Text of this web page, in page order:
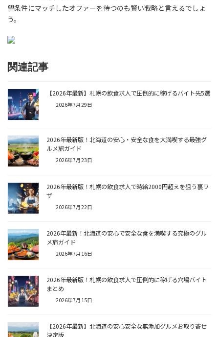
望条件にマッチしたオファーを待つのも賢い戦略と言えるでしょ
う。
関連記事
【2026年最新】札幌の飲食求人で圧倒的に稼げるバイト先5選
2026年7月29日
2026年最新版！北海道の安心・安全な食を大満喫する最強グ
ルメ旅ガイド
2026年7月23日
2026年最新版！札幌の飲食求人で時給2000円超えを狙う裏ワ
ザ
2026年7月22日
2026年最新！北海道の安心で安全な食を満喫する究極のグル
メ旅ガイド
2026年7月16日
2026年最新版！札幌の飲食求人で圧倒的に稼げる穴場バイト
まとめ
2026年7月15日
【2026年最新】北海道の安心安全な無添加グルメお取り寄せ
決定版